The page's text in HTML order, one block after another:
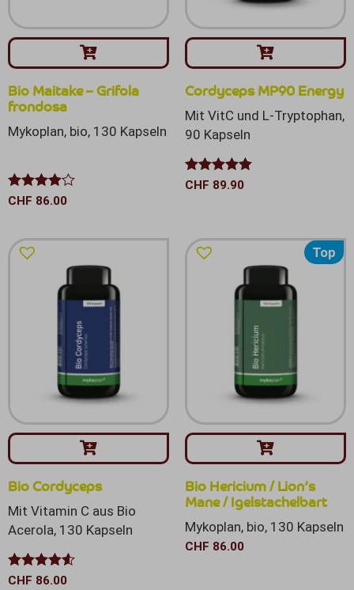
Bio Maitake – Grifola
frondosa
CHF 86.00
Mykoplan, bio, 130 Kapseln
Bewertet
Cordyceps MP90 Energy
CHF 89.90
Mit VitC und L-Tryptophan,
90 Kapseln
Bewertet mit
Bio Cordyceps
CHF 86.00
Mit Vitamin C aus Bio
Acerola, 130 Kapseln
Bewertet
Top
Bio Hericium / Lion’s
Mane / Igelstachelbart
CHF 86.00
Mykoplan, bio, 130 Kapseln